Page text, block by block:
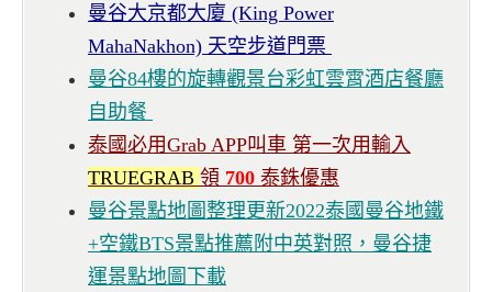
曼谷大京都大廈 (King Power
MahaNakhon) 天空步道門票
曼谷84樓的旋轉觀景台彩虹雲霄酒店餐廳
自助餐
泰國必用Grab APP叫車 第一次用輸入
TRUEGRAB 領 700 泰銖優惠
曼谷景點地圖整理更新2022泰國曼谷地鐵
+空鐵BTS景點推薦附中英對照，曼谷捷
運景點地圖下載